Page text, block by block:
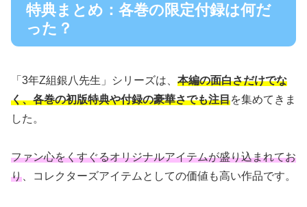
特典まとめ：各巻の限定付録は何だ
った？
「3年Z組銀八先生」シリーズは、 本編の面白さだけでな
く、各巻の初版特典や付録の豪華さでも注目を集めてきま
した。
ファン心をくすぐるオリジナルアイテムが盛り込まれてお
り 、コレクターズアイテムとしての価値も高い作品です。